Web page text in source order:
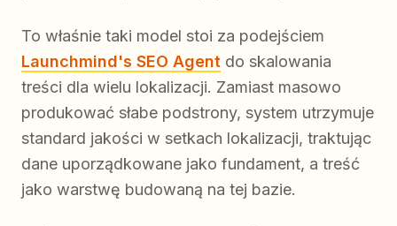
To właśnie taki model stoi za podejściem
Launchmind's SEO Agent do skalowania
treści dla wielu lokalizacji. Zamiast masowo
produkować słabe podstrony, system utrzymuje
standard jakości w setkach lokalizacji, traktując
dane uporządkowane jako fundament, a treść
jako warstwę budowaną na tej bazie.